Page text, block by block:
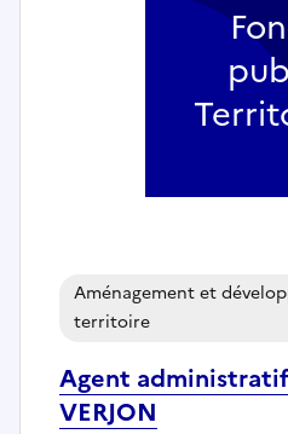
Agent
VERJON
Aménagement et
territoire